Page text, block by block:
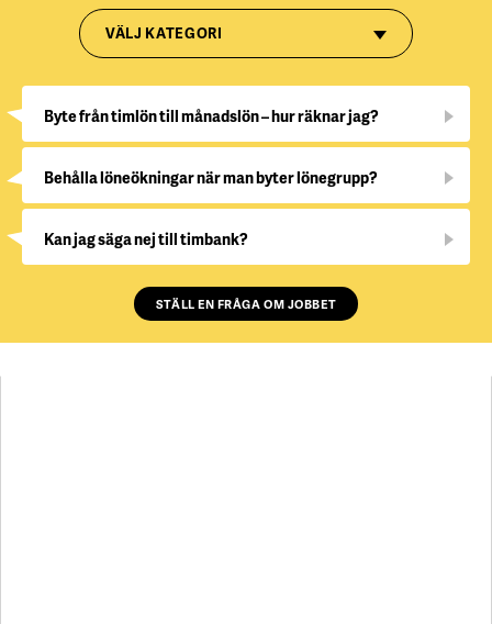
VÄLJ KATEGORI
Byte från timlön till månadslön – hur räknar jag?
Behålla löneökningar när man byter lönegrupp?
Kan jag säga nej till timbank?
STÄLL EN FRÅGA OM JOBBET